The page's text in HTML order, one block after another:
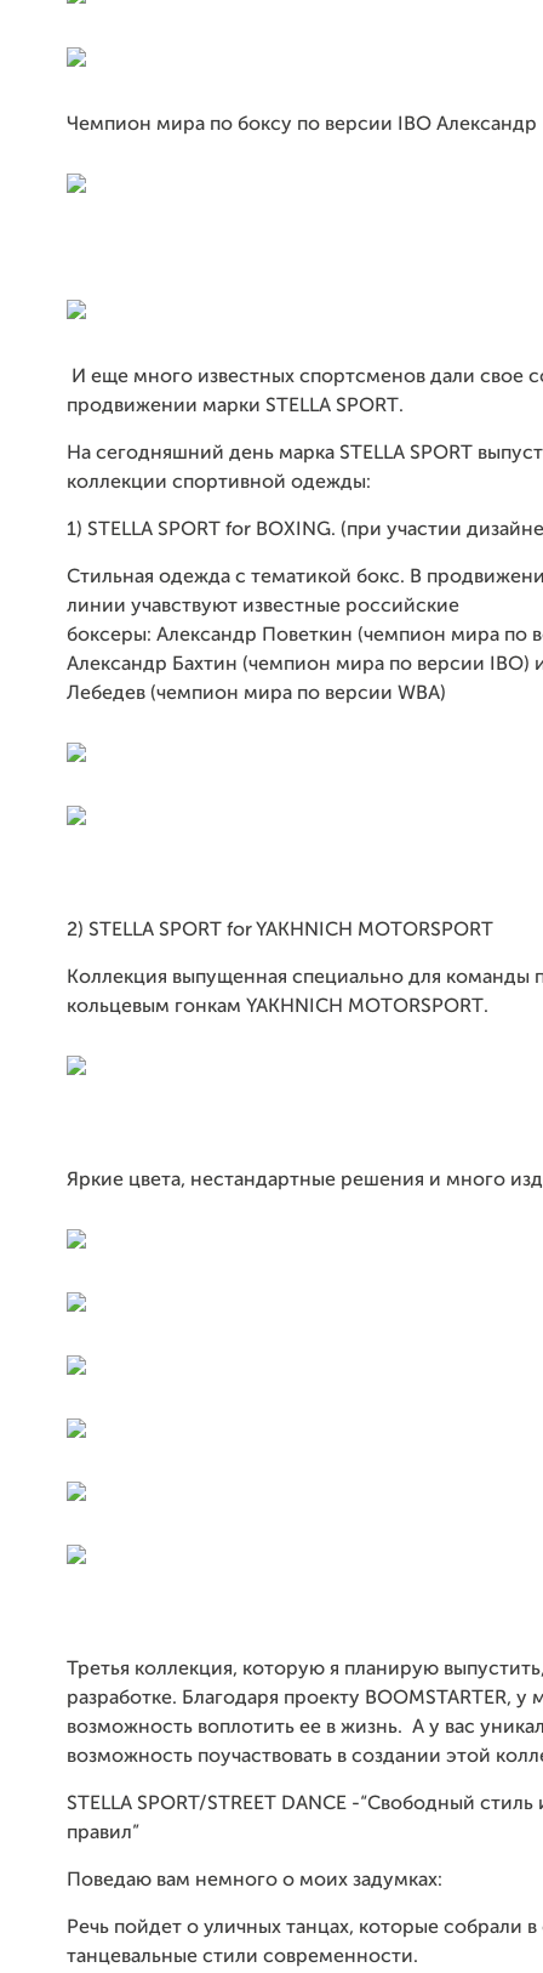
Чемпион мира по боксу по версии IBO Александр
И еще много известных спортсменов дали свое
продвижении марки STELLA SPORT .
На сегодняшний день марка STELLA SPORT
коллекции спортивной одежды:
1) STELLA SPORT for BOXING. (при участии
Стильная одежда с тематикой бокс. В
линии учавствуют известные российские
боксеры: Александр
Поветкин (чемпион мира по
Александр Бахтин (чемпион мира по версии
IBO)
Лебедев (чемпион мира по версии WBA)
2) STELLA SPORT for YAKHNICH MOTORSPORT
Коллекция выпущенная специально для команды
кольцевым гонкам YAKHNICH MOTORSPORT .
Яркие цвета, нестандартные решения и много
Третья коллекция, которую я планирую
разработке. Благодаря проекту BOOMSTARTER, у
возможность воплотить ее в жизнь. А у вас
возможность поучаствовать в создании этой
STELLA SPORT /STREET DANCE -“Свободный стиль
правил”
Поведаю вам немного о моих задумках:
Речь пойдет о уличных танцах, которые собрали в
танцевальные стили современности.